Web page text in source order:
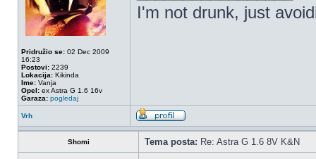
Pridružio se: 02 Dec 2009
16:23
Postovi: 2239
Lokacija: Kikinda
Ime: Vanja
Opel: ex Astra G 1.6 16v
Garaza: pogledaj
I'm not drunk, just
Vrh
Shomi Tema posta: Re: Astra G 1.6 8V K&N